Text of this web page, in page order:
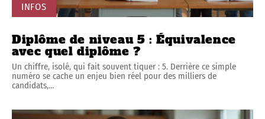
INFOS
Diplôme de niveau 5 : Équivalence
avec quel diplôme ?
Un chiffre, isolé, qui fait souvent tiquer : 5. Derrière ce simple
numéro se cache un enjeu bien réel pour des milliers de
candidats,…